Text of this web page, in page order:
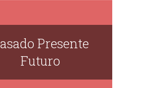
Presente
Futuro